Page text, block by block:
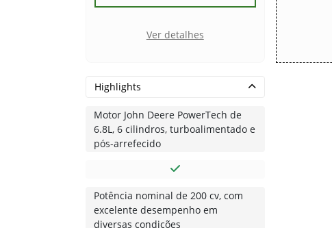
Ver detalhes
Highlights
Motor John Deere PowerTech de
6.8L, 6 cilindros, turboalimentado e
pós-arrefecido
Potência nominal de 200 cv, com
excelente desempenho em
diversas condições